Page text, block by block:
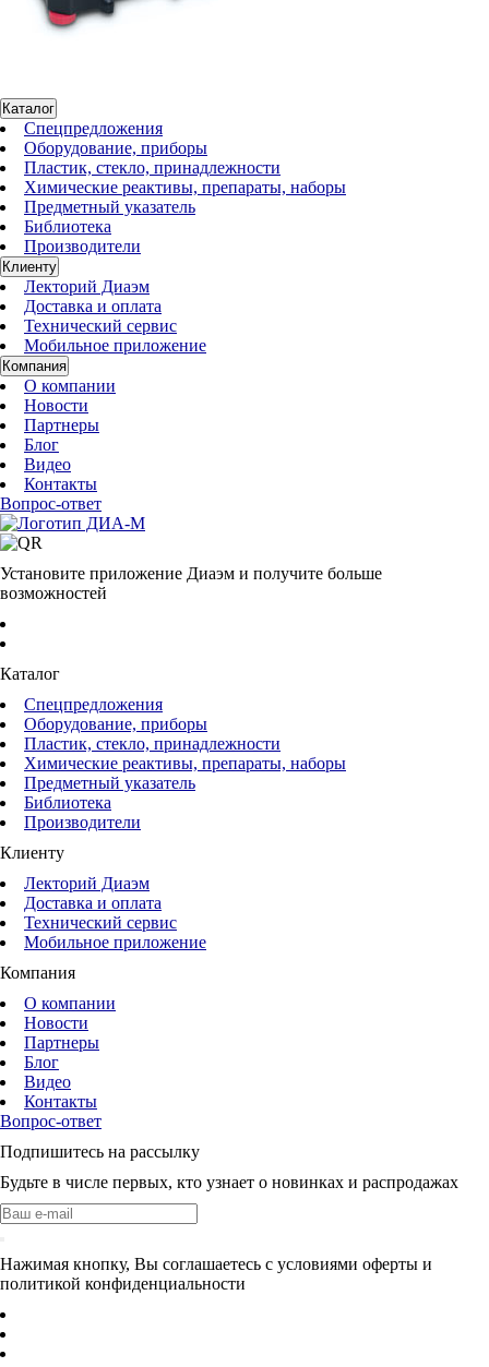
Каталог
Спецпредложения
Оборудование, приборы
Пластик, стекло, принадлежности
Химические реактивы, препараты, наборы
Предметный указатель
Библиотека
Производители
Клиенту
Лекторий Диаэм
Доставка и оплата
Технический сервис
Мобильное приложение
Компания
О компании
Новости
Партнеры
Блог
Видео
Контакты
Вопрос-ответ
Установите приложение Диаэм и получите больше
возможностей
Каталог
Спецпредложения
Оборудование, приборы
Пластик, стекло, принадлежности
Химические реактивы, препараты, наборы
Предметный указатель
Библиотека
Производители
Клиенту
Лекторий Диаэм
Доставка и оплата
Технический сервис
Мобильное приложение
Компания
О компании
Новости
Партнеры
Блог
Видео
Контакты
Вопрос-ответ
Подпишитесь на рассылку
Будьте в числе первых, кто узнает о новинках и распродажах
Нажимая кнопку, Вы соглашаетесь с условиями оферты и
политикой конфиденциальности